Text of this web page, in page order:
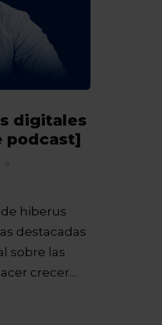
digitales
podcast]
hiberus
destacadas
sobre las
crecer